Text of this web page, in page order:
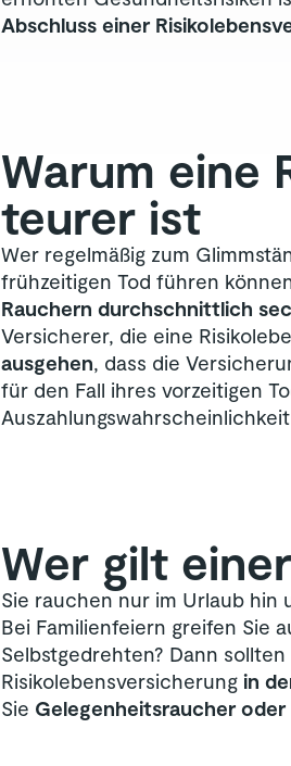
Abschluss einer
Warum eine
teurer ist
Wer regelmäßig zum
frühzeitigen Tod führen
Rauchern durchschnittlich
Versicherer, die eine
ausgehen, dass die
für den Fall ihres vorzeitigen
Wer gilt
Sie rauchen nur im Urlaub hin
Bei Familienfeiern greifen Sie
Selbstgedrehten? Dann
Risikolebensversicherung in
Sie Gelegenheitsraucher